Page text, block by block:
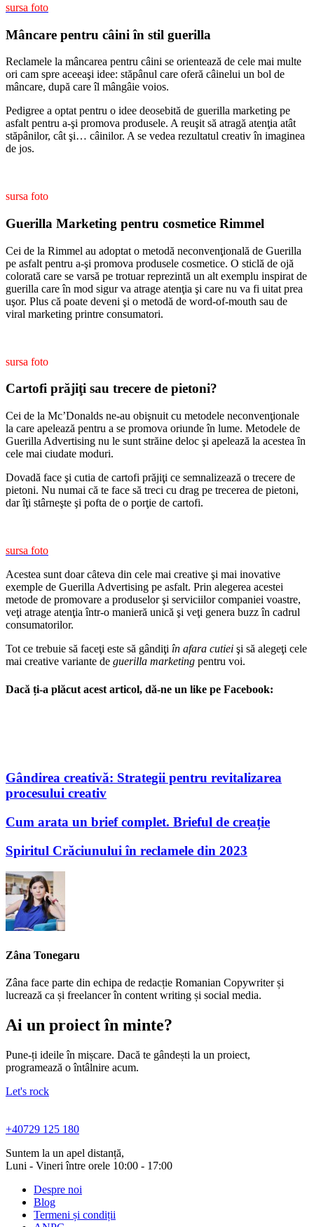
sursa foto
Mâncare pentru câini în stil guerilla
Reclamele la mâncarea pentru câini se orientează de cele mai multe
ori cam spre aceeaşi idee: stăpânul care oferă câinelui un bol de
mâncare, după care îl mângâie voios.
Pedigree a optat pentru o idee deosebită de guerilla marketing pe
asfalt pentru a-şi promova produsele. A reuşit să atragă atenţia atât
stăpânilor, cât şi… câinilor. A se vedea rezultatul creativ în imaginea
de jos.
sursa foto
Guerilla Marketing pentru cosmetice Rimmel
Cei de la Rimmel au adoptat o metodă neconvenţională de Guerilla
pe asfalt pentru a-şi promova produsele cosmetice. O sticlă de ojă
colorată care se varsă pe trotuar reprezintă un alt exemplu inspirat de
guerilla care în mod sigur va atrage atenţia şi care nu va fi uitat prea
uşor. Plus că poate deveni şi o metodă de word-of-mouth sau de
viral marketing printre consumatori.
sursa foto
Cartofi prăjiţi sau trecere de pietoni?
Cei de la Mc’Donalds ne-au obişnuit cu metodele neconvenţionale
la care apelează pentru a se promova oriunde în lume. Metodele de
Guerilla Advertising nu le sunt străine deloc şi apelează la acestea ȋn
cele mai ciudate moduri.
Dovadă face şi cutia de cartofi prăjiţi ce semnalizează o trecere de
pietoni. Nu numai că te face să treci cu drag pe trecerea de pietoni,
dar îţi stârneşte şi pofta de o porţie de cartofi.
sursa foto
Acestea sunt doar cȃteva din cele mai creative şi mai inovative
exemple de Guerilla Advertising pe asfalt. Prin alegerea acestei
metode de promovare a produselor şi serviciilor companiei voastre,
veţi atrage atenţia într-o manieră unică şi veţi genera buzz în cadrul
consumatorilor.
Tot ce trebuie să faceţi este să gândiţi în afara cutiei şi să alegeţi cele
mai creative variante de guerilla marketing pentru voi.
Dacă ți-a plăcut acest articol, dă-ne un like pe Facebook:
Gândirea creativă: Strategii pentru revitalizarea
procesului creativ
Cum arata un brief complet. Brieful de creație
Spiritul Crăciunului în reclamele din 2023
Zâna Tonegaru
Zâna face parte din echipa de redacție Romanian Copywriter și
lucrează ca și freelancer în content writing și social media.
Ai un proiect în minte?
Pune-ți ideile în mișcare. Dacă te gândești la un proiect,
programează o întâlnire acum.
Let's rock
+40729 125 180
Suntem la un apel distanță,
Luni - Vineri între orele 10:00 - 17:00
Despre noi
Blog
Termeni și condiții